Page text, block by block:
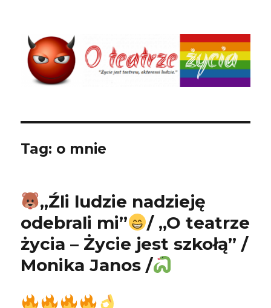
O teatrze życia
Tag: o mnie
„Źli ludzie nadzieję
odebrali mi”
/ „O teatrze
życia – Życie jest szkołą” /
Monika Janos /